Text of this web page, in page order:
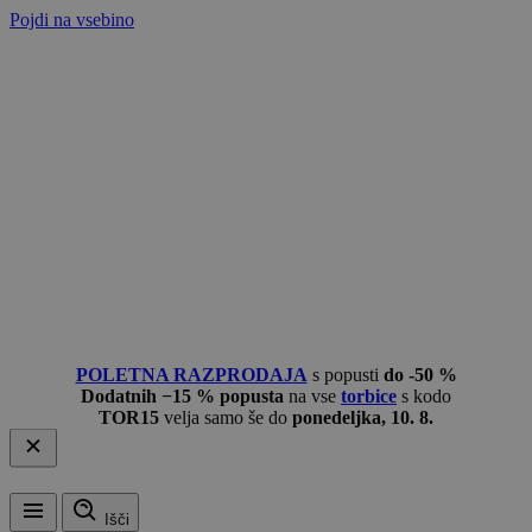
Pojdi na vsebino
POLETNA RAZPRODAJA s popusti do -50 %
Dodatnih −15 % popusta na vse torbice s kodo
TOR15 velja samo še do ponedeljka, 10. 8.
Išči